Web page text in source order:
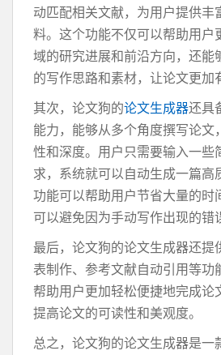
动匹配相关文献，为用户提供丰
料。这个功能不仅可以帮助用户
域的研究进展和前沿方向，还能
的写作思路和素材，让论文更加
其次，论文狗的论文生成器还具
能力，能够从多个角度撰写论文
性和深度。用户只需要输入一些
求，系统就可以自动生成一篇高
功能可以帮助用户节省大量的时
可以避免因为手动写作出现的错
最后，论文狗的论文生成器还提
表制作、参考文献自动引用等功
帮助用户更加轻松便捷地完成论
提高论文的可读性和美观度。
总之，论文狗的论文生成器是一